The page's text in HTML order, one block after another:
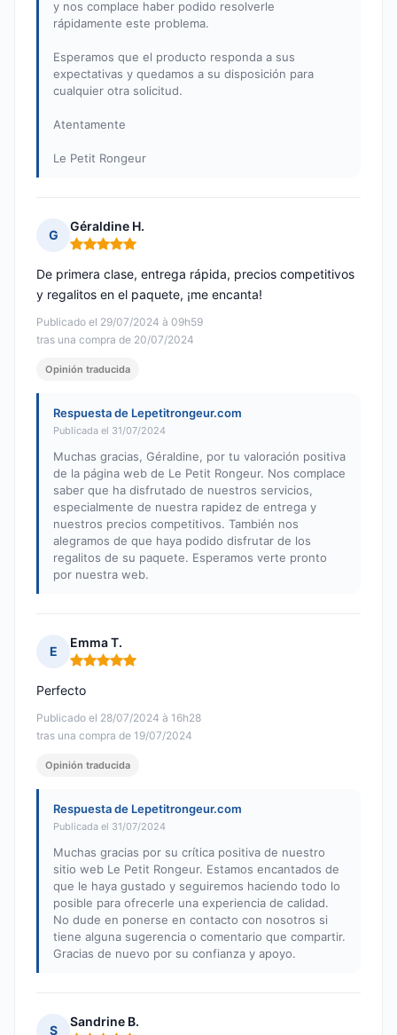
y nos complace haber podido resolverle
rápidamente este problema.
Esperamos que el producto responda a sus
expectativas y quedamos a su disposición para
cualquier otra solicitud.
Atentamente
Le Petit Rongeur
G
Géraldine H.
Nota: 5 de 5
Publicado el 29/07/2024 à 09h59
tras una compra de 20/07/2024
De primera clase, entrega rápida, precios competitivos
y regalitos en el paquete, ¡me encanta!
Opinión traducida
Respuesta de Lepetitrongeur.com
Publicada el 31/07/2024
Muchas gracias, Géraldine, por tu valoración positiva
de la página web de Le Petit Rongeur. Nos complace
saber que ha disfrutado de nuestros servicios,
especialmente de nuestra rapidez de entrega y
nuestros precios competitivos. También nos
alegramos de que haya podido disfrutar de los
regalitos de su paquete. Esperamos verte pronto
por nuestra web.
E
Emma T.
Nota: 5 de 5
Publicado el 28/07/2024 à 16h28
tras una compra de 19/07/2024
Perfecto
Opinión traducida
Respuesta de Lepetitrongeur.com
Publicada el 31/07/2024
Muchas gracias por su crítica positiva de nuestro
sitio web Le Petit Rongeur. Estamos encantados de
que le haya gustado y seguiremos haciendo todo lo
posible para ofrecerle una experiencia de calidad.
No dude en ponerse en contacto con nosotros si
tiene alguna sugerencia o comentario que compartir.
Gracias de nuevo por su confianza y apoyo.
S
Sandrine B.